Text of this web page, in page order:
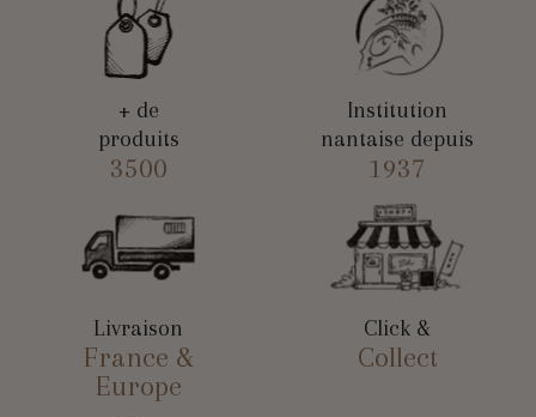
+ de
produits
3500
Institution
nantaise depuis
1937
Livraison
France &
Europe
Click &
Collect